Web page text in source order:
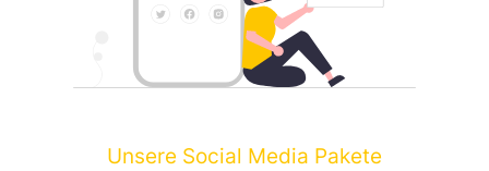
Unsere Social Media Pakete